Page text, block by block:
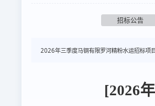
招标公告
2026年三季度马钢有限罗河精粉水运招标项
[2026